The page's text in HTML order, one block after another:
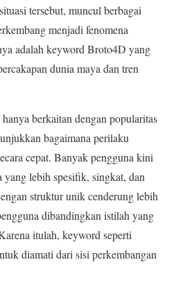
tersebut, muncul berbagai
menjadi fenomena
adalah keyword Broto4D yang
dunia maya dan tren
berkaitan dengan popularitas
bagaimana perilaku
cepat. Banyak pengguna kini
yang lebih spesifik, singkat, dan
struktur unik cenderung lebih
dibandingkan istilah yang
itulah, keyword seperti
diamati dari sisi perkembangan